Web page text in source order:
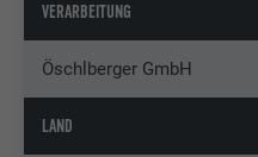
VERARBEITUNG
Öschlberger GmbH
LAND